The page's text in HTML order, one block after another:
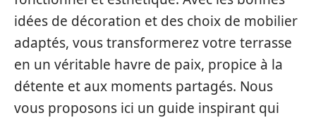
idées de décoration et des choix de mobilier
adaptés, vous transformerez votre terrasse
en un véritable havre de paix, propice à la
détente et aux moments partagés. Nous
vous proposons ici un guide inspirant qui